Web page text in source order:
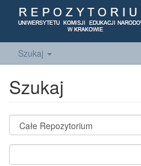
Szukaj
Szukaj